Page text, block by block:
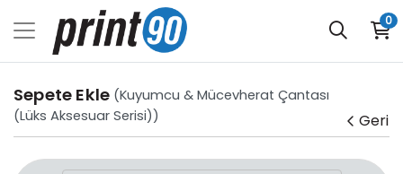
0
Sepete Ekle (Kuyumcu & Mücevherat Çantası
(Lüks Aksesuar Serisi))
Geri